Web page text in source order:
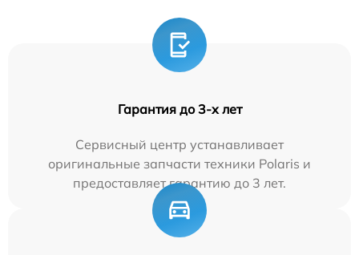
Гарантия до 3-х лет
Сервисный центр устанавливает
оригинальные запчасти техники Polaris и
предоставляет гарантию до 3 лет.